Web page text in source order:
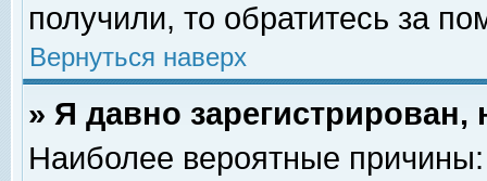
получили, то обратитесь за
Вернуться наверх
» Я давно
Наиболее вероятные